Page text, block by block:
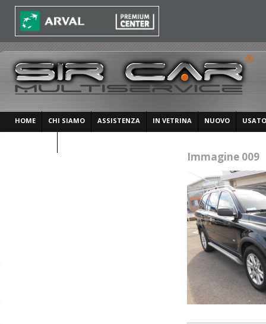
HOME CHI SIAMO ASSISTENZA IN VETRINA NUOVO USATO
Immagine 009